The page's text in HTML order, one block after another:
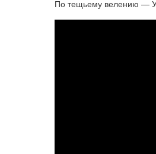
По тещьему велению —